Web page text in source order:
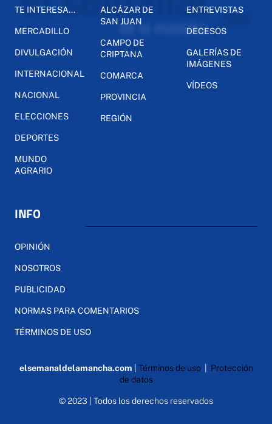
TE INTERESA...
MERCADILLO
DIVULGACIÓN
INTERNACIONAL
NACIONAL
ELECCIONES
DEPORTES
MUNDO
AGRARIO
ALCÁZAR DE
SAN JUAN
CAMPO DE
CRIPTANA
COMARCA
PROVINCIA
REGIÓN
ENTREVISTAS
DECESOS
GALERÍAS DE
IMÁGENES
VÍDEOS
INFO
OPINIÓN
NOSOTROS
PUBLICIDAD
NORMAS PARA COMENTARIOS
TÉRMINOS DE USO
elsemanaldelamancha.com Términos de uso| Protección
de datos
© 2023 | Todos los derechos reservados